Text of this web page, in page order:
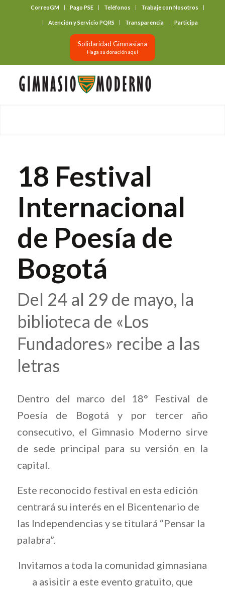
CorreoGM Pago PSE Teléfonos Trabaje con Nosotros
Atención y Servicio PQRS Transparencia Participa
Solidaridad Gimnasiana
Haga su donación aquí
18 Festival
Internacional
de Poesía de
Bogotá
Del 24 al 29 de mayo, la
biblioteca de «Los
Fundadores» recibe a las
letras
Dentro del marco del 18° Festival de
Poesía de Bogotá y por tercer año
consecutivo, el Gimnasio Moderno sirve
de sede principal para su versión en la
capital.
Este reconocido festival en esta edición
centrará su interés en el Bicentenario de
las Independencias y se titulará “Pensar la
palabra”.
Invitamos a toda la comunidad gimnasiana
a asisitir a este evento gratuito, que